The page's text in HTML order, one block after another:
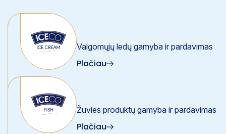
Valgomųjų ledų gamyba ir pardavimas
Plačiau
Žuvies produktų gamyba ir pardavimas
Plačiau